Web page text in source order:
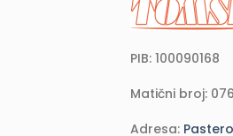
PIB: 100090168
Matični broj:
Adresa: